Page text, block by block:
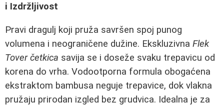
i Izdržljivost
Pravi dragulj koji pruža savršen spoj punog
volumena i neograničene dužine. Ekskluzivna Flek
Tover četkica savija se i doseže svaku trepavicu od
korena do vrha. Vodootporna formula obogaćena
ekstraktom bambusa neguje trepavice, dok vlakna
pružaju prirodan izgled bez grudvica. Idealna je za